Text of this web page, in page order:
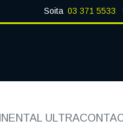
Soita 03 371 5533